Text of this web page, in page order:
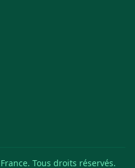
Tous droits réservés.